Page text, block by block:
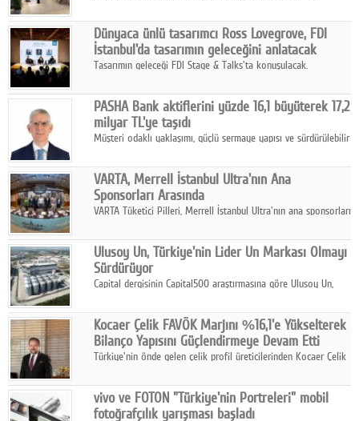
ortaklığıyla özel bir davete ev sahipliği yaptı.
Dünyaca ünlü tasarımcı Ross Lovegrove, FDI
İstanbul'da tasarımın geleceğini anlatacak
Tasarımın geleceği FDI Stage & Talks'ta konuşulacak.
PASHA Bank aktiflerini yüzde 16,1 büyüterek 17,2
milyar TL'ye taşıdı
Müşteri odaklı yaklaşımı, güçlü sermaye yapısı ve sürdürülebilir
yılının ilk yarısında güçlü finansal performansını korudu.
VARTA, Merrell İstanbul Ultra'nın Ana
Sponsorları Arasında
VARTA Tüketici Pilleri, Merrell İstanbul Ultra'nın ana sponsorları
enerjisine güç katıyor.
Ulusoy Un, Türkiye'nin Lider Un Markası Olmayı
Sürdürüyor
Capital dergisinin Capital500 araştırmasına göre Ulusoy Un,
hasılatıyla Türkiye'nin en büyük 83. firması oldu.
Kocaer Çelik FAVÖK Marjını %16,1'e Yükselterek
Bilanço Yapısını Güçlendirmeye Devam Etti
Türkiye'nin önde gelen çelik profil üreticilerinden Kocaer Çelik
Çelik FAVÖK Marjını %16,1'e yükseltti.
vivo ve FOTON "Türkiye'nin Portreleri" mobil
fotoğrafçılık yarışması başladı